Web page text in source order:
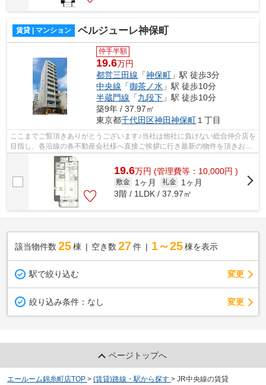
賃貸 | マンション ベルジューレ神保町
仲手半額
19.6万円
都営三田線 「神保町 」駅 徒歩3分
中央線 「御茶ノ水 」駅 徒歩10分
半蔵門線 「九段下 」駅 徒歩10分
築9年 / 37.97㎡
東京都千代田区神田神保町 １丁目
ここまでご覧頂きありがとうございます♪当社は他社に負けない総合仲介店を
目指し、各沿線の各不動産会社様へ直接ご挨拶に行き最新の物件を頂きお客
様へ提供しております！最新の情報は...
19.6万円 (管理費等：10,000円 )
敷金 1ヶ月 礼金
1ヶ月
3階 / 1LDK / 37.97㎡
該当物件数 25棟 空き数 27 件 1～25 棟を表示
駅で絞り込む 変更
絞り込み条件： なし 変更
ページトップへ
エールーム錦糸町店TOP > (賃貸)路線・駅から探す > JR中央線の賃貸